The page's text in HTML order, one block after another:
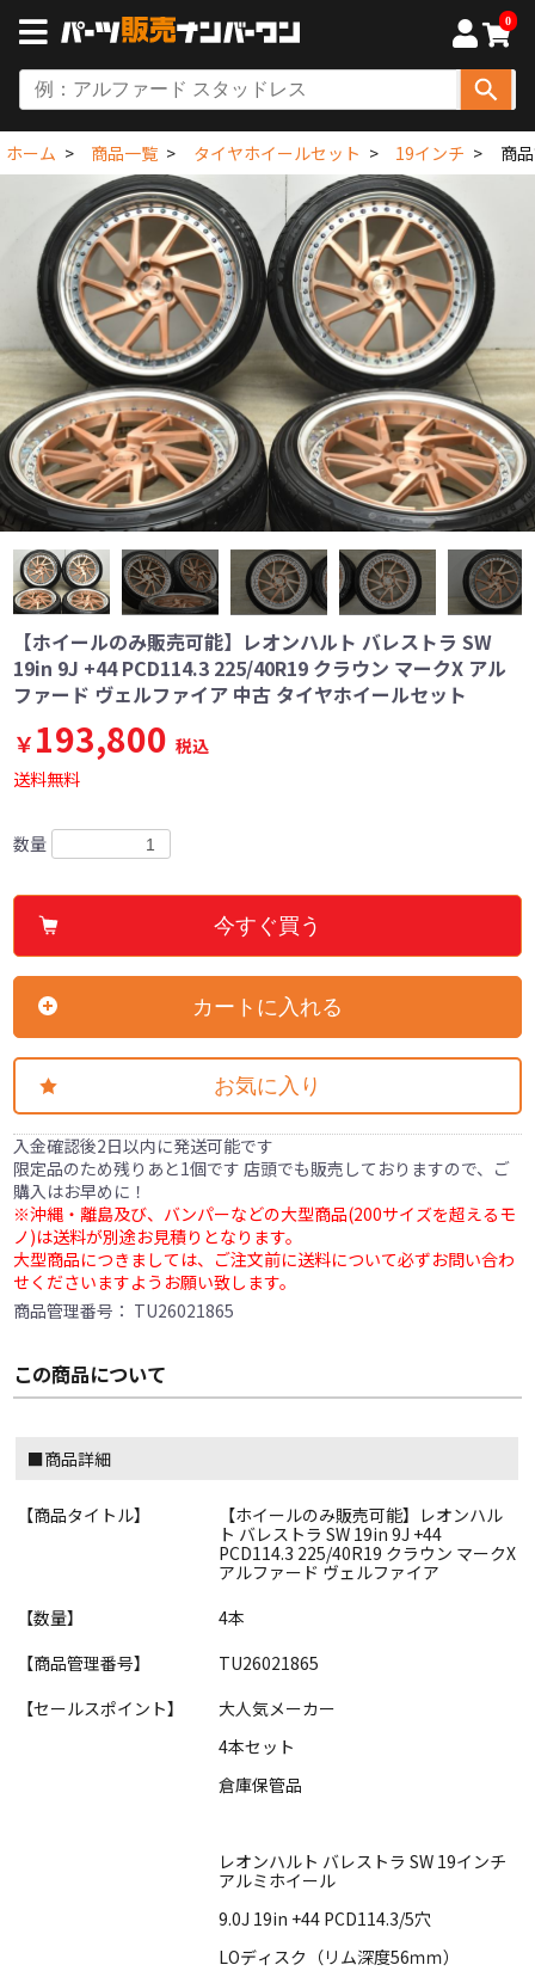
0
ホーム 商品一覧 タイヤホイールセット 19インチ 商
【ホイールのみ販売可能】レオンハルト バレストラ SW
19in 9J +44 PCD114.3 225/40R19 クラウン マークX アル
ファード ヴェルファイア 中古 タイヤホイールセット
￥193,800 税込
送料無料
数量
今すぐ買う
カートに入れる
お気に入り
入金確認後2日以内に発送可能です
限定品のため残りあと1個です 店頭でも販売しておりますので、ご
購入はお早めに！
※沖縄・離島及び、バンパーなどの大型商品(200サイズを超えるモ
ノ)は送料が別途お見積りとなります。
大型商品につきましては、ご注文前に送料について必ずお問い合わ
せくださいますようお願い致します。
商品管理番号： TU26021865
この商品について
■商品詳細
【商品タイトル】
【ホイールのみ販売可能】レオンハル
ト バレストラ SW 19in 9J +44
PCD114.3 225/40R19 クラウン マークX
アルファード ヴェルファイア
【数量】
4本
【商品管理番号】
TU26021865
【セールスポイント】
大人気メーカー
4本セット
倉庫保管品
レオンハルト バレストラ SW 19インチ
アルミホイール
9.0J 19in +44 PCD114.3/5穴
LOディスク（リム深度56ｍｍ）